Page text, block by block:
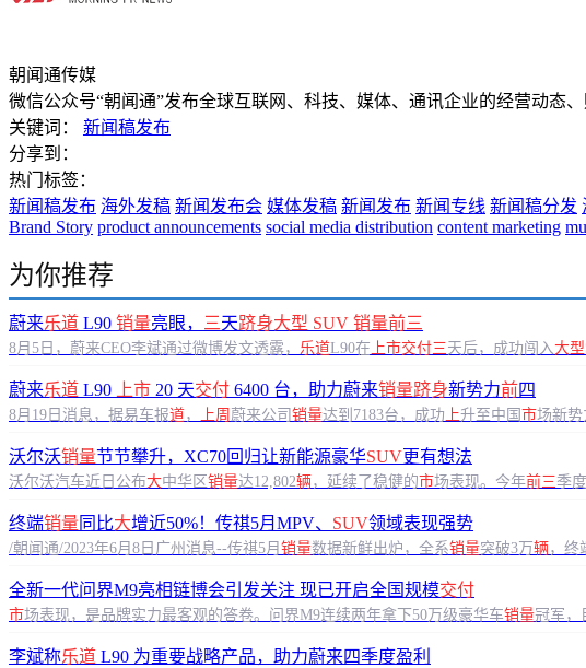
朝闻通传媒
微信公众号“朝闻通”发布全球互联网、科技、媒体、通讯企业的经营动态
关键词：
新闻稿发布
分享到：
热门标签：
新闻稿发布 海外发稿 新闻发布会 媒体发稿 新闻发布 新闻专线 新闻稿分发
Brand Story product announcements social media distribution content marketing
为你推荐
蔚来乐道 L90 销量亮眼， 三天跻身大型 SUV 销量前三
8月5日，蔚来CEO李斌通过微博发文透露， 乐道L90在 上市交付三天后，成功闯入大
蔚来乐道 L90 上市 20 天交付 6400 台，助力蔚来销量跻身新势力前四
8月19日消息，据易车报道， 上周 蔚来公司 销量达到7183台，成功 上升至中国 市场新
沃尔沃销量节节攀升，XC70回归让新能源豪华SUV更有想法
沃尔沃汽车近日公布大中华区销量达12,802辆 ，延续了稳健的市场表现。今年前三季
终端销量 同比大增近50%！传祺5月MPV、 SUV领域表现强势
/朝闻通/2023年6月8日广州消息--传祺5月 销量数据新鲜出炉，全系销量突破3万辆 ，终
全新一代问界M9亮相链博会引发关注 现已开启全国规模交付
市场表现，是品牌实力最客观的答卷。问界M9连续两年拿下50万级豪华车销量冠军，
李斌称乐道 L90 为重要战略产品，助力蔚来四季度盈利